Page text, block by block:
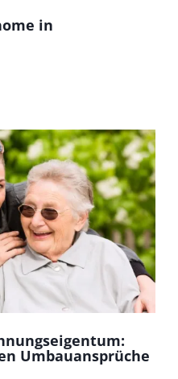
in
Umbauansprüche